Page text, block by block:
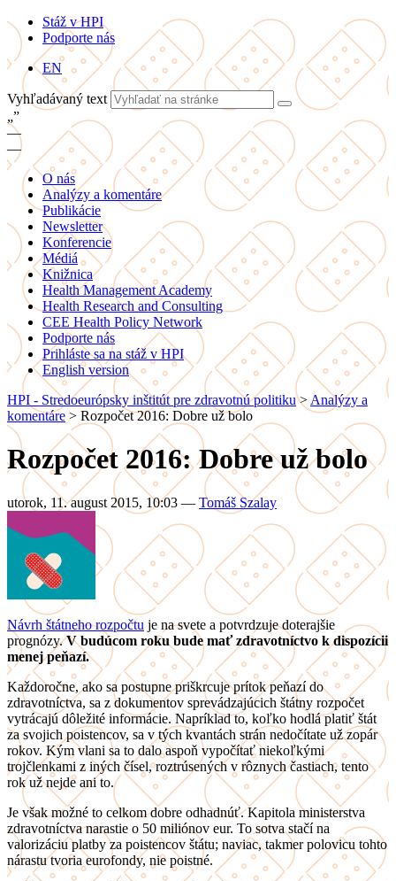
Stáž v HPI
Podporte nás
EN
Vyhľadávaný text
„”
—
—
O nás
Analýzy a komentáre
Publikácie
Newsletter
Konferencie
Médiá
Knižnica
Health Management Academy
Health Research and Consulting
CEE Health Policy Network
Podporte nás
Prihláste sa na stáž v HPI
English version
HPI - Stredoeurópsky inštitút pre zdravotnú politiku> Analýzy a
komentáre > Rozpočet 2016: Dobre už bolo
Rozpočet 2016: Dobre už bolo
utorok, 11. august 2015, 10:03 — Tomáš Szalay
Návrh štátneho rozpočtu je na svete a potvrdzuje doterajšie
prognózy.V budúcom roku bude mať zdravotníctvo k dispozícii
menej peňazí.
Každoročne, ako sa postupne priškrcuje prítok peňazí do
zdravotníctva, sa z dokumentov sprevádzajúcich štátny rozpočet
vytrácajú dôležité informácie. Napríklad to, koľko hodlá platiť štát
za svojich poistencov, sa v tých kvantách strán nedočítate už zopár
rokov. Kým vlani sa to dalo aspoň vypočítať niekoľkými
trojčlenkami z iných čísel, roztrúsených v rôznych častiach, tento
rok už nejde ani to.
Je však možné to celkom dobre odhadnúť. Kapitola ministerstva
zdravotníctva narastie o 50 miliónov eur. To sotva stačí na
valorizáciu platby za poistencov štátu; naviac, takmer polovicu tohto
nárastu tvoria eurofondy, nie poistné.